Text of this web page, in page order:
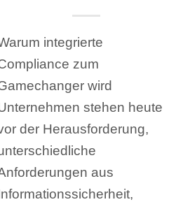
integrierte
zum
wird
stehen heute
der Herausforderung,
aus